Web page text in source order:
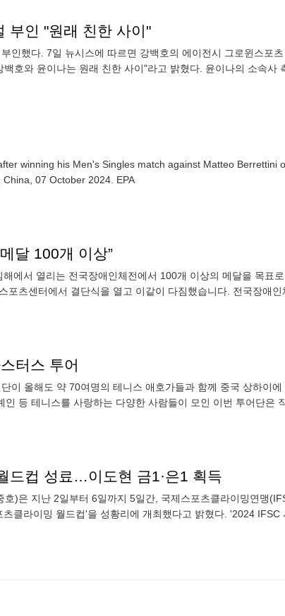
부인 "원래 친한 사이"
인했다. 7일 뉴시스에 따르면 강백호의 에이전시 그로윈스포
호와 윤이나는 원래 친한 사이"라고 밝혔다. 윤이나의 소속사
winning his Men's Singles match against Matteo Berrettini
Shanghai Masters tennis tournament in Shanghai, China, 07 October 2024. EPA
달 100개 이상”
에서 열리는 전국장애인체전에서 100개 이상의 메달을 목표
츠센터에서 결단식을 열고 이같이 다짐했습니다. 전국장애인
터스 투어
이 올해도 약 70여명의 테니스 애호가들과 함께 중국 상하이
등 테니스를 사랑하는 다양한 사람들이 모인 이번 투어단은
드컵 성료…이도현 금1·은1 획득
)은 지난 2일부터 6일까지 5일간, 국제스포츠클라이밍연맹
클라이밍 월드컵'을 성황리에 개최했다고 밝혔다. '2024 IFSC